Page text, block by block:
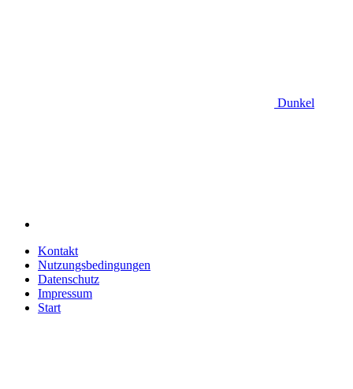
Dunkel
Kontakt
Nutzungsbedingungen
Datenschutz
Impressum
Start